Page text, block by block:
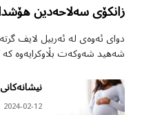
زانکۆی سەلاحەدین
دوای ئەوەی لە ئەربیل لایف
شەهید شەوکەت بڵاوکرایەوە
2024-02-12